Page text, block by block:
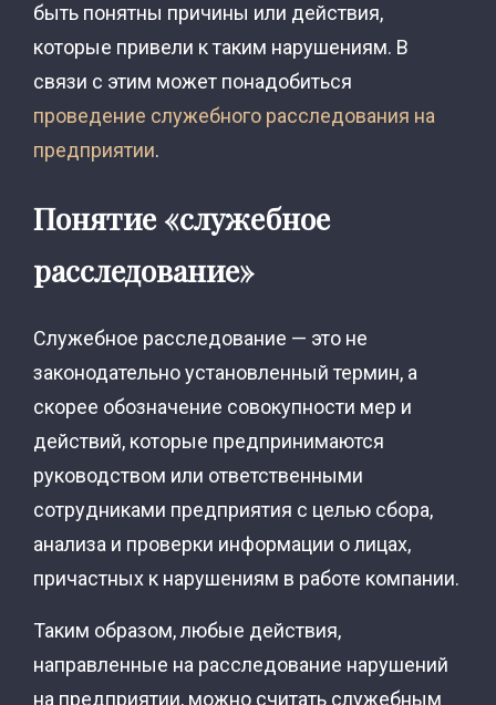
быть понятны причины или действия,
которые привели к таким нарушениям. В
связи с этим может понадобиться
проведение служебного расследования на
предприятии.
Понятие «служебное
расследование»
Служебное расследование — это не
законодательно установленный термин, а
скорее обозначение совокупности мер и
действий, которые предпринимаются
руководством или ответственными
сотрудниками предприятия с целью сбора,
анализа и проверки информации о лицах,
причастных к нарушениям в работе компании.
Таким образом, любые действия,
направленные на расследование нарушений
на предприятии, можно считать служебным